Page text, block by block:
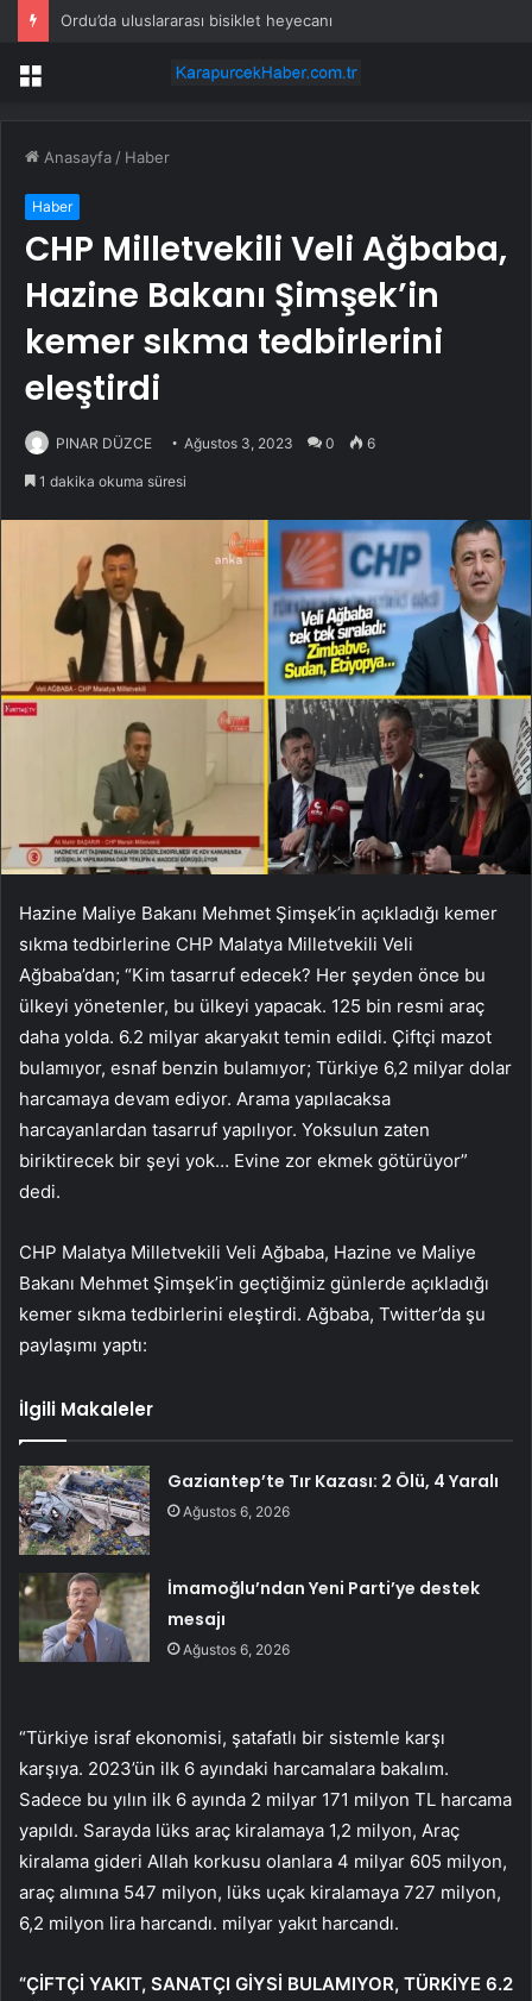
Ordu’da uluslararası bisiklet heyecanı
Menü
Anasayfa / Haber
Haber
CHP Milletvekili Veli Ağbaba,
Hazine Bakanı Şimşek’in
kemer sıkma tedbirlerini
eleştirdi
PINAR DÜZCE Ağustos 3, 2023 0 6
1 dakika okuma süresi
Hazine Maliye Bakanı Mehmet Şimşek’in açıkladığı kemer
sıkma tedbirlerine CHP Malatya Milletvekili Veli
Ağbaba’dan; “Kim tasarruf edecek? Her şeyden önce bu
ülkeyi yönetenler, bu ülkeyi yapacak. 125 bin resmi araç
daha yolda. 6.2 milyar akaryakıt temin edildi. Çiftçi mazot
bulamıyor, esnaf benzin bulamıyor; Türkiye 6,2 milyar dolar
harcamaya devam ediyor. Arama yapılacaksa
harcayanlardan tasarruf yapılıyor. Yoksulun zaten
biriktirecek bir şeyi yok… Evine zor ekmek götürüyor”
dedi.
CHP Malatya Milletvekili Veli Ağbaba, Hazine ve Maliye
Bakanı Mehmet Şimşek’in geçtiğimiz günlerde açıkladığı
kemer sıkma tedbirlerini eleştirdi. Ağbaba, Twitter’da şu
paylaşımı yaptı:
İlgili Makaleler
Gaziantep’te Tır Kazası: 2 Ölü, 4 Yaralı
Ağustos 6, 2026
İmamoğlu’ndan Yeni Parti’ye destek
mesajı
Ağustos 6, 2026
“Türkiye israf ekonomisi, şatafatlı bir sistemle karşı
karşıya. 2023’ün ilk 6 ayındaki harcamalara bakalım.
Sadece bu yılın ilk 6 ayında 2 milyar 171 milyon TL harcama
yapıldı. Sarayda lüks araç kiralamaya 1,2 milyon, Araç
kiralama gideri Allah korkusu olanlara 4 milyar 605 milyon,
araç alımına 547 milyon, lüks uçak kiralamaya 727 milyon,
6,2 milyon lira harcandı. milyar yakıt harcandı.
“ÇİFTÇİ YAKIT, SANATÇI GİYSİ BULAMIYOR, TÜRKİYE 6.2